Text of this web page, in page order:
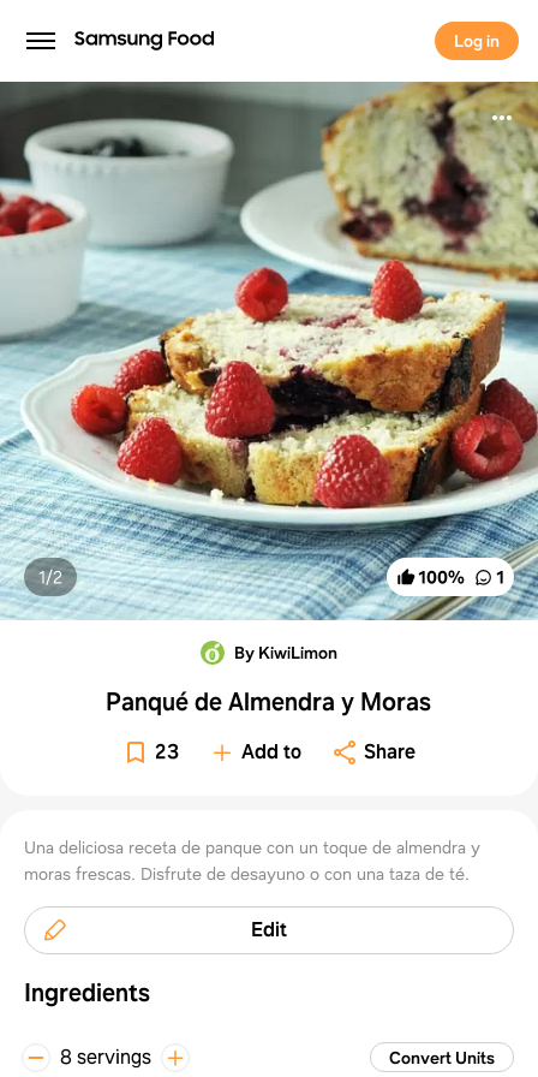
Log in
Log in
100% 1
1/2
By KiwiLimon
Panqué de Almendra y Moras
23 Add to Share
Una deliciosa receta de panque con un toque de almendra y
moras frescas. Disfrute de desayuno o con una taza de té.
Edit
Ingredients
8 servings Convert Units